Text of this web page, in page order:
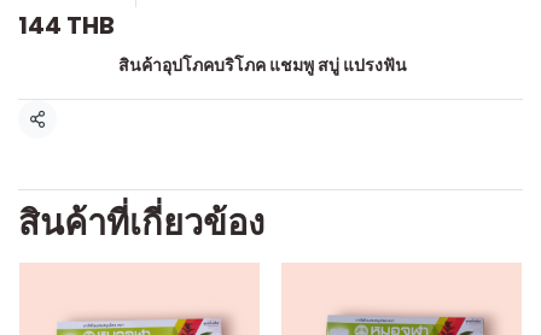
144 THB
สินค้าอุปโภคบริโภค แชมพู สบู่ แปรงฟัน
แชร์
สินค้าที่เกี่ยวข้อง